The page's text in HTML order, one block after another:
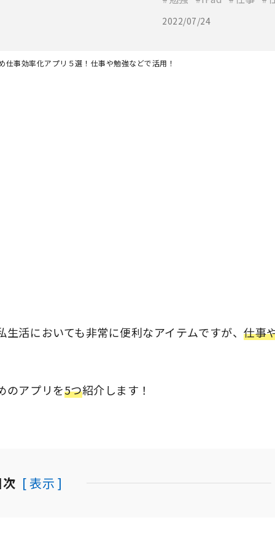
2022/07/24
仕事効率化アプリ５選！仕事や勉強などで活用！
活においても非常に便利なアイテムですが、仕事
のアプリを5つ紹介します！
次 [ 表示 ]